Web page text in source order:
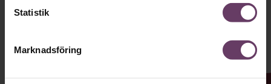
Statistik
Marknadsföring